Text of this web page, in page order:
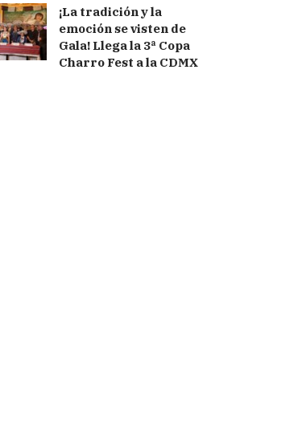
¡La tradición y la
emoción se visten de
Gala! Llega la 3ª Copa
Charro Fest a la CDMX